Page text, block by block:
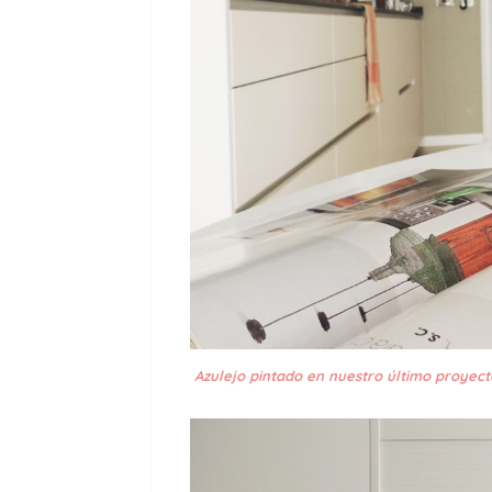
Azulejo pintado en nuestro último